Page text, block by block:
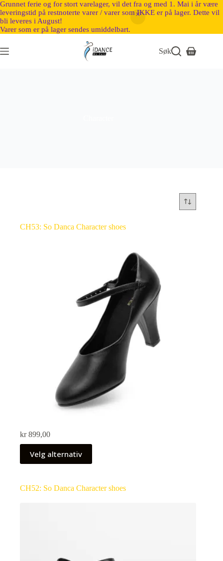
Grunnet ferie og for stort varelager, vil det fra og med 1. Mai i år være
leveringstid på restnoterte varer / varer som IKKE er på lager. Dette vil
bli leveres i August!
Varer som er på lager sendes umiddelbart.
Søk
CH53: So Danca Character shoes
kr899,00
Velg alternativ
CH52: So Danca Character shoes